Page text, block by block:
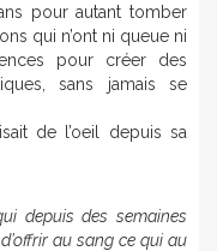
pour autant tomber
qui n’ont ni queue ni
pour créer des
sans jamais se
de l’oeil depuis sa
depuis des semaines
au sang ce qui au